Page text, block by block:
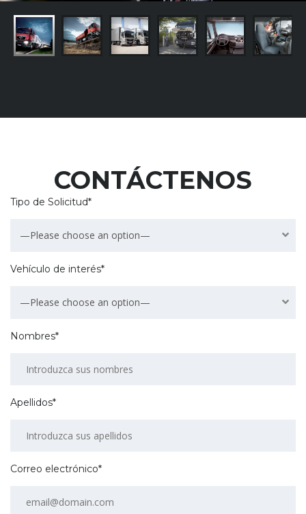
CONTÁCTENOS
Tipo de Solicitud*
—Please choose an option—
Vehículo de interés*
—Please choose an option—
Nombres*
Apellidos*
Correo electrónico*